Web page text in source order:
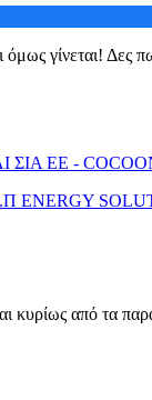
γίνεται! Δες
κυρίως από τα